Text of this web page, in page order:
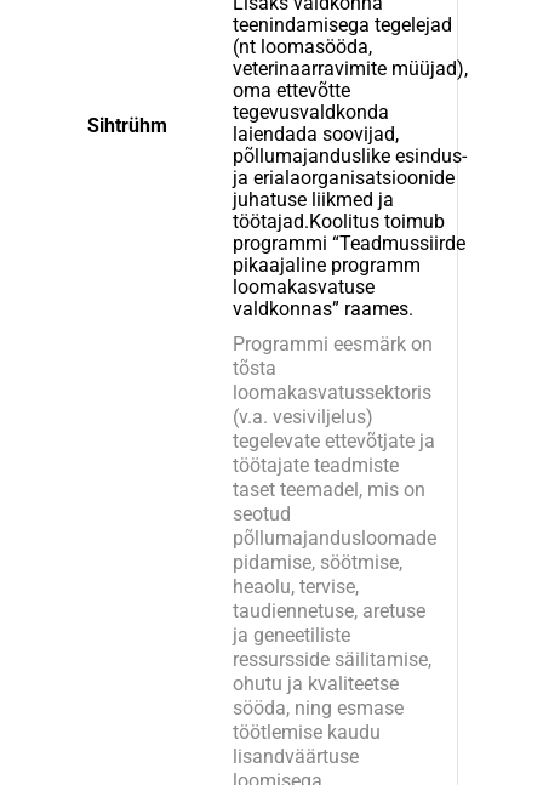
Sihtrühm
teenindamisega tegelejad
(nt loomasööda,
veterinaarravimite müüjad),
oma ettevõtte
tegevusvaldkonda
laiendada soovijad,
põllumajanduslike esindus-
ja erialaorganisatsioonide
juhatuse liikmed ja
töötajad.Koolitus toimub
programmi “Teadmussiirde
pikaajaline programm
loomakasvatuse
valdkonnas” raames.
Programmi eesmärk on
tõsta
loomakasvatussektoris
(v.a. vesiviljelus)
tegelevate ettevõtjate ja
töötajate teadmiste
taset teemadel, mis on
seotud
põllumajandusloomade
pidamise, söötmise,
heaolu, tervise,
taudiennetuse, aretuse
ja geneetiliste
ressursside säilitamise,
ohutu ja kvaliteetse
sööda, ning esmase
töötlemise kaudu
lisandväärtuse
loomisega.